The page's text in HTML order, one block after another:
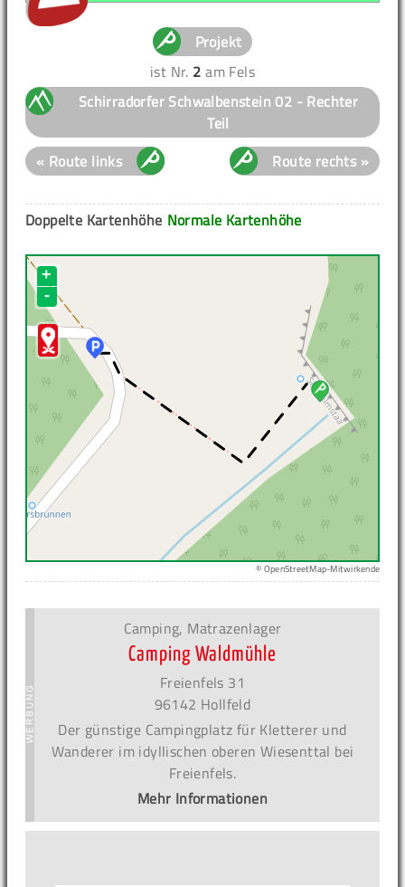
Projekt
ist Nr. 2 am Fels
Schirradorfer Schwalbenstein 02 - Rechter
Teil
« Route links
Route rechts »
Normale Kartenhöhe
Doppelte Kartenhöhe
+
-
© OpenStreetMap-Mitwirkende
Camping, Matrazenlager
Camping Waldmühle
Freienfels 31
96142 Hollfeld
Der günstige Campingplatz für Kletterer und
Wanderer im idyllischen oberen Wiesenttal bei
Freienfels.
Mehr Informationen